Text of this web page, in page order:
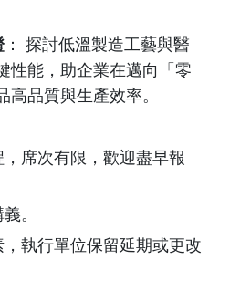
： 探討低溫製造工藝與醫
性能，助企業在邁向「零
品質與生產效率。
席次有限，歡迎盡早報
。
執行單位保留延期或更改